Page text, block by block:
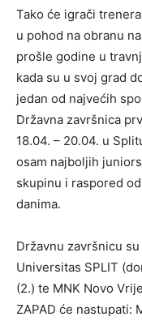
Tako će igrači
u pohod na obranu
prošle godine u
kada su u svoj grad
jedan od najvećih
Državna završnica
18.04. – 20.04. u
osam najboljih
skupinu i raspored
danima.
Državnu završnicu
Universitas SPLIT
(2.) te MNK Novo
ZAPAD će nastupati: